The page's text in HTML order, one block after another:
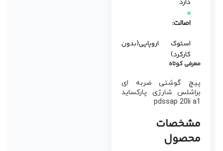
دارد
اصالت:
استوک اروپایی(بدون
کارکرد)
معرفی کوتاه
پیچ گوشتی ضربه ای
براشلس شارژی پارکساید
pdssap 20li a1
مشخصات
محصول